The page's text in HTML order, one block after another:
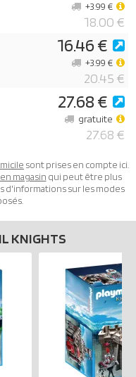
18.00 €
+3.99 €
16.46 €
20.45 €
+3.99 €
27.68 €
27.68 €
gratuite
sont prises en compte ici.
magasin qui peut être plus
d'informations sur les modes
KNIGHTS